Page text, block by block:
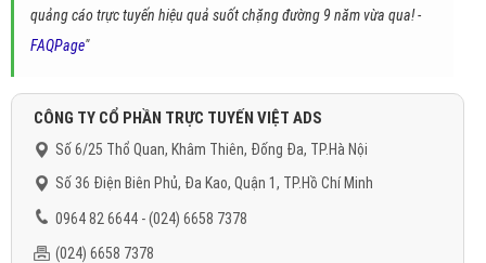
quảng cáo trực tuyến hiệu quả suốt chặng đường 9 năm vừa qua! -
FAQPage"
CÔNG TY CỔ PHẦN TRỰC TUYẾN VIỆT ADS
Số 6/25 Thổ Quan, Khâm Thiên, Đống Đa, TP.Hà Nội
Số 36 Điện Biên Phủ, Đa Kao, Quận 1, TP.Hồ Chí Minh
0964 82 6644 - (024) 6658 7378
(024) 6658 7378